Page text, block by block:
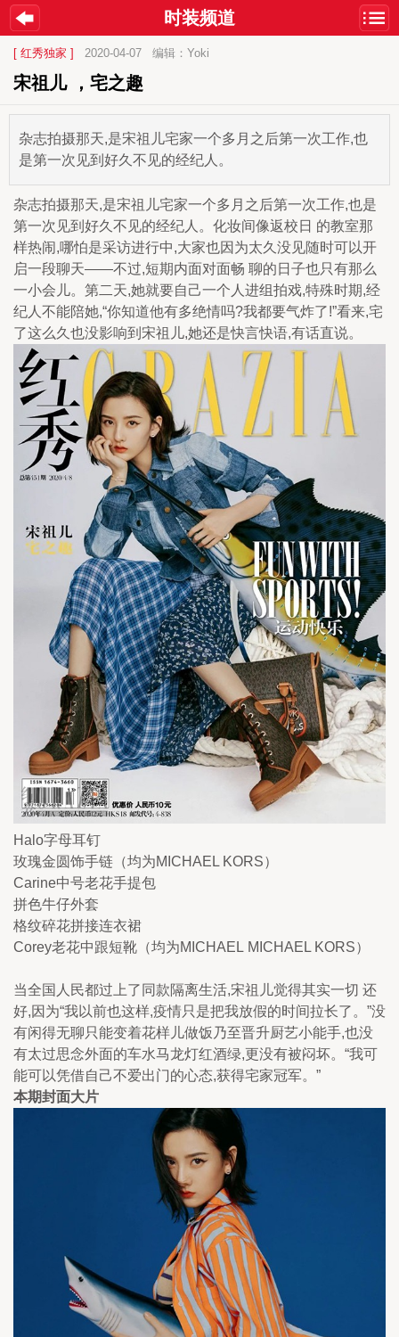
时装频道
[ 红秀独家 ] 2020-04-07 编辑：Yoki
宋祖儿 ，宅之趣
杂志拍摄那天,是宋祖儿宅家一个多月之后第一次工作,也
是第一次见到好久不见的经纪人。
杂志拍摄那天,是宋祖儿宅家一个多月之后第一次工作,也是
第一次见到好久不见的经纪人。化妆间像返校日 的教室那
样热闹,哪怕是采访进行中,大家也因为太久没见随时可以开
启一段聊天——不过,短期内面对面畅 聊的日子也只有那么
一小会儿。第二天,她就要自己一个人进组拍戏,特殊时期,经
纪人不能陪她,“你知道他有多绝情吗?我都要气炸了!”看来,宅
了这么久也没影响到宋祖儿,她还是快言快语,有话直说。
Halo字母耳钉
玫瑰金圆饰手链（均为MICHAEL KORS）
Carine中号老花手提包
拼色牛仔外套
格纹碎花拼接连衣裙
Corey老花中跟短靴（均为MICHAEL MICHAEL KORS）
当全国人民都过上了同款隔离生活,宋祖儿觉得其实一切 还
好,因为“我以前也这样,疫情只是把我放假的时间拉长了。”没
有闲得无聊只能变着花样儿做饭乃至晋升厨艺小能手,也没
有太过思念外面的车水马龙灯红酒绿,更没有被闷坏。“我可
能可以凭借自己不爱出门的心态,获得宅家冠军。”
本期封面大片